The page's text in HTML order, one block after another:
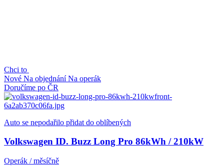
Chci to
Nové Na objednáníNa operák
Doručíme po ČR
Auto se nepodařilo přidat do oblíbených
Volkswagen ID. Buzz Long Pro 86kWh / 210kW
Operák / měsíčně